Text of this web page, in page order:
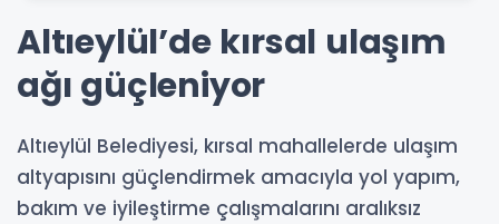
Altıeylül’de kırsal ulaşım
ağı güçleniyor
Altıeylül Belediyesi, kırsal mahallelerde ulaşım
altyapısını güçlendirmek amacıyla yol yapım,
bakım ve iyileştirme çalışmalarını aralıksız